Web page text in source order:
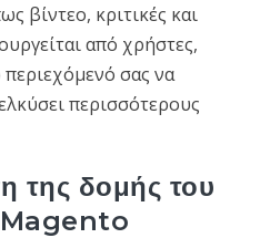
βίντεο, κριτικές και
από χρήστες,
σας να
περισσότερους
της δομής του
Magento